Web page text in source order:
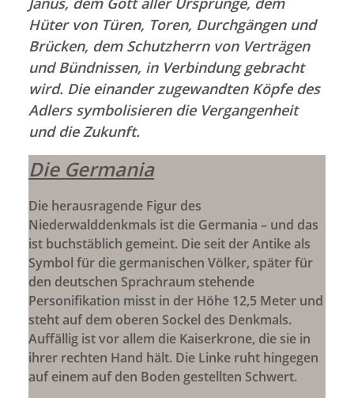
Hüter von Türen, Toren, Durchgängen und
Brücken, dem Schutzherrn von Verträgen
und Bündnissen, in Verbindung gebracht
wird. Die einander zugewandten Köpfe des
Adlers symbolisieren die Vergangenheit
und die Zukunft.
Die Germania
Die herausragende Figur des
Niederwalddenkmals ist die Germania – und das
ist buchstäblich gemeint. Die seit der Antike als
Symbol für die germanischen Völker, später für
den deutschen Sprachraum stehende
Personifikation misst in der Höhe 12,5 Meter und
steht auf dem oberen Sockel des Denkmals.
Auffällig ist vor allem die Kaiserkrone, die sie in
ihrer rechten Hand hält. Die Linke ruht hingegen
auf einem auf den Boden gestellten Schwert.